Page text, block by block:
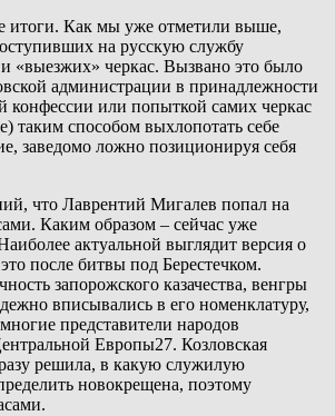
итоги. Как мы уже отметили выше,
на русскую службу
и «выезжих» черкас. Вызвано это было
администрации в принадлежности
конфессии или попыткой самих черкас
таким способом выхлопотать себе
заведомо ложно позиционируя себя
что Лаврентий Мигалев попал на
Каким образом – сейчас уже
актуальной выглядит версия о
после битвы под Берестечком.
запорожского казачества, венгры
вписывались в его номенклатуру,
представители народов
Европы27. Козловская
решила, в какую служилую
новокрещена, поэтому